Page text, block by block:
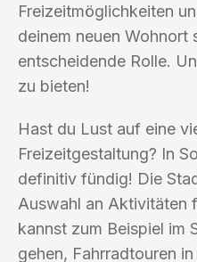
Freizeitmöglichkeiten
deinem neuen Wohnort
entscheidende Rolle.
zu bieten!
Hast du Lust auf eine
Freizeitgestaltung? In
definitiv fündig! Die
Auswahl an Aktivitäten
kannst zum Beispiel im
gehen, Fahrradtouren